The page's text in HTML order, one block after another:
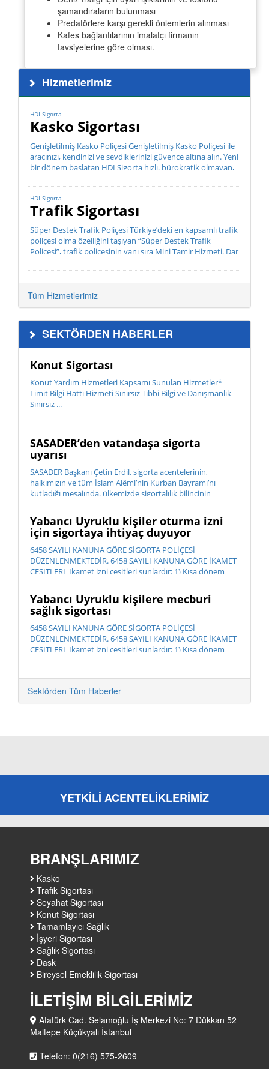
şamandıraların bulunması
Predatörlere karşı gerekli önlemlerin alınması
Kafes bağlantılarının imalatçı firmanın
tavsiyelerine göre olması.
Hizmetlerimiz
HDI Sigorta
Kasko Sigortası
Genişletilmiş Kasko Poliçesi Genişletilmiş Kasko Poliçesi ile
aracınızı, kendinizi ve sevdiklerinizi güvence altına alın. Yeni
bir dönem başlatan HDI Sigorta hızlı, bürokratik olmayan,
HDI Sigorta
Trafik Sigortası
Süper Destek Trafik Poliçesi Türkiye’deki en kapsamlı trafik
poliçesi olma özelliğini taşıyan “Süper Destek Trafik
Poliçesi”, trafik poliçesinin yanı sıra Mini Tamir Hizmeti, Dar
Tüm Hizmetlerimiz
SEKTÖRDEN HABERLER
Konut Sigortası
Konut Yardım Hizmetleri Kapsamı Sunulan Hizmetler*
Limit Bilgi Hattı Hizmeti Sınırsız Tıbbi Bilgi ve Danışmanlık
Sınırsız ...
SASADER’den vatandaşa sigorta
uyarısı
SASADER Başkanı Çetin Erdil, sigorta acentelerinin,
halkımızın ve tüm İslam Alêmi’nin Kurban Bayramı’nı
kutladığı mesajında, ülkemizde sigortalılık bilincinin
de...
Yabancı Uyruklu kişiler oturma izni
için sigortaya ihtiyaç duyuyor
6458 SAYILI KANUNA GÖRE SİGORTA POLİÇESİ
DÜZENLENMEKTEDİR. 6458 SAYILI KANUNA GÖRE İKAMET
ÇEŞİTLERİ İkamet izni çeşitleri şunlardır: 1) Kısa dönem
Yabancı Uyruklu kişilere mecburi
sağlık sigortası
6458 SAYILI KANUNA GÖRE SİGORTA POLİÇESİ
DÜZENLENMEKTEDİR. 6458 SAYILI KANUNA GÖRE İKAMET
ÇEŞİTLERİ İkamet izni çeşitleri şunlardır: 1) Kısa dönem
Sektörden Tüm Haberler
YETKİLİ ACENTELİKLERİMİZ
BRANŞLARIMIZ
Kasko
Trafik Sigortası
Seyahat Sigortası
Konut Sigortası
Tamamlayıcı Sağlık
İşyeri Sigortası
Sağlık Sigortası
Dask
Bireysel Emeklilik Sigortası
İLETİŞİM BİLGİLERİMİZ
Atatürk Cad. Selamoğlu İş Merkezi No: 7 Dükkan 52
Maltepe Küçükyalı İstanbul
Telefon: 0(216) 575-2609